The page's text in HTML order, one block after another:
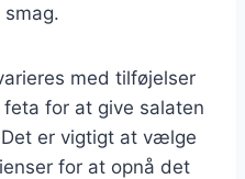
smag.
med tilføjelser
for at give salaten
er vigtigt at vælge
for at opnå det